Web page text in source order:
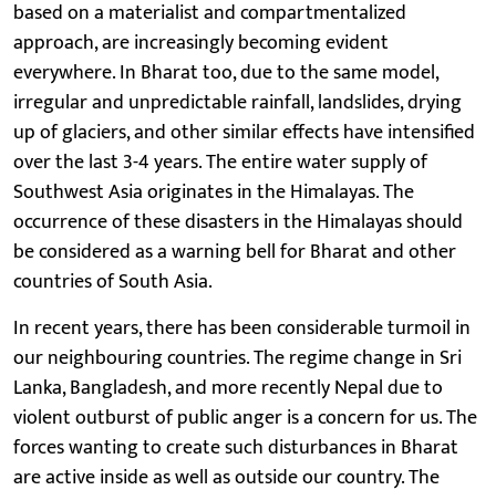
based on a materialist and compartmentalized
approach, are increasingly becoming evident
everywhere. In Bharat too, due to the same model,
irregular and unpredictable rainfall, landslides, drying
up of glaciers, and other similar effects have intensified
over the last 3-4 years. The entire water supply of
Southwest Asia originates in the Himalayas. The
occurrence of these disasters in the Himalayas should
be considered as a warning bell for Bharat and other
countries of South Asia.
In recent years, there has been considerable turmoil in
our neighbouring countries. The regime change in Sri
Lanka, Bangladesh, and more recently Nepal due to
violent outburst of public anger is a concern for us. The
forces wanting to create such disturbances in Bharat
are active inside as well as outside our country. The